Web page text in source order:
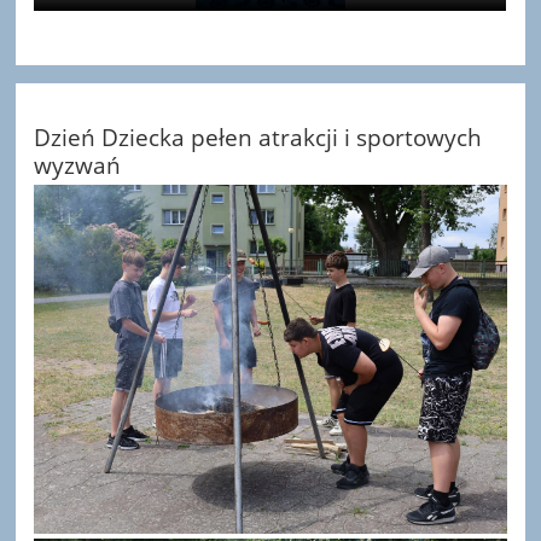
Dzień Dziecka pełen atrakcji i sportowych
wyzwań